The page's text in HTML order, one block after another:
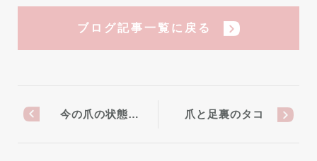
ブログ記事一覧に戻る
今の爪の状態… 爪と足裏のタコ